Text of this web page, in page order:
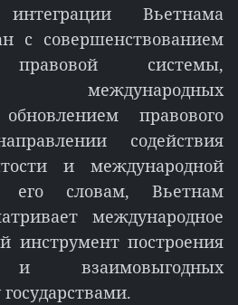
Вьетнама
с совершенствованием
правовой системы,
международных
правового
содействия
и международной
его словам, Вьетнам
международное
инструмент построения
и взаимовыгодных